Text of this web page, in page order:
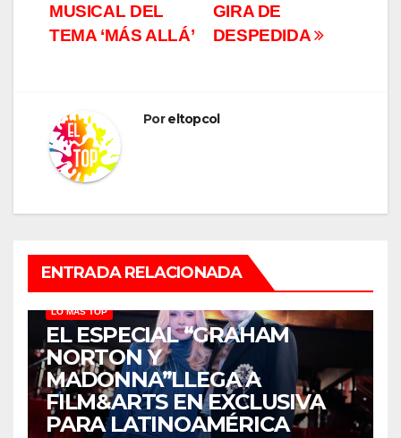
GIRA DE
DESPEDIDA
MUSICAL DEL
TEMA ‘MÁS ALLÁ’
Poreltopcol
ENTRADA RELACIONADA
LO MÁS TOP
EL ESPECIAL “GRAHAM
NORTON Y
MADONNA”LLEGA A
FILM&ARTS EN EXCLUSIVA
PARA LATINOAMÉRICA